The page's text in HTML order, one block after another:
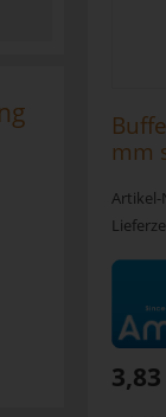
mm
Artikel-
3,83